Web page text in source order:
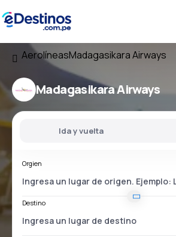
AerolíneasMadagasikara Airways
Madagasikara Airways
Ida y vuelta
Orgien
Destino